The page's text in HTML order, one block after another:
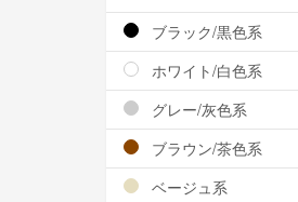
ブラック/黒色系
ホワイト/白色系
グレー/灰色系
ブラウン/茶色系
ベージュ系